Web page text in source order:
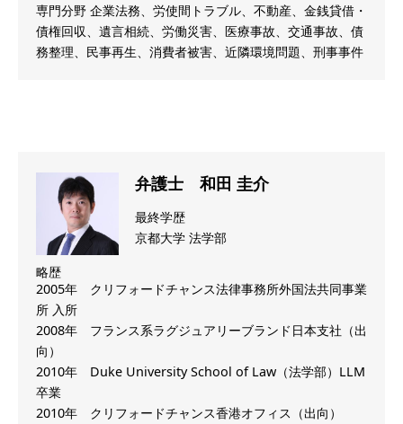
専門分野 企業法務、労使間トラブル、不動産、金銭貸借・
債権回収、遺言相続、労働災害、医療事故、交通事故、債
務整理、民事再生、消費者被害、近隣環境問題、刑事事件
弁護士 和田 圭介
最終学歴
京都大学 法学部
略歴
2005年 クリフォードチャンス法律事務所外国法共同事業
所 入所
2008年 フランス系ラグジュアリーブランド日本支社（出
向）
2010年 Duke University School of Law（法学部）LLM
卒業
2010年 クリフォードチャンス香港オフィス（出向）